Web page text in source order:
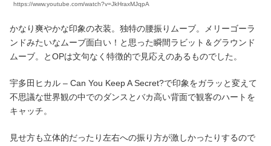
https://www.youtube.com/watch?v=JkHraxMJqpA
かなり爽やかな印象の衣装。独特の腰振りムーブ。メリーゴーラ
ンドみたいなムーブ面白い！と思った瞬間ラビット＆グラウンド
ムーブ。とOPは文句なく特徴的で見応えのあるものでした。
宇多田ヒカル – Can You Keep A Secret?で印象をガラッと変えて
不思議な世界観の中でのダンスとバカ高い背面で観客のハートを
キャッチ。
見せ方も立体的だったり左右への振り方が激しかったりするので